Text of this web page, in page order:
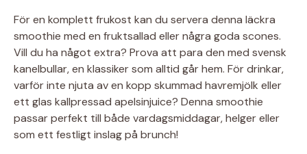
För en komplett frukost kan du servera denna läckra
smoothie med en fruktsallad eller några goda scones.
Vill du ha något extra? Prova att para den med svensk
kanelbullar, en klassiker som alltid går hem. För drinkar,
varför inte njuta av en kopp skummad havremjölk eller
ett glas kallpressad apelsinjuice? Denna smoothie
passar perfekt till både vardagsmiddagar, helger eller
som ett festligt inslag på brunch!